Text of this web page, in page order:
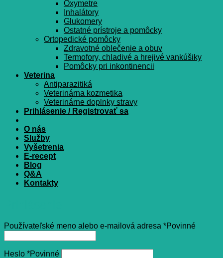
Oxymetre
Inhalátory
Glukomery
Ostatné prístroje a pomôcky
Ortopedické pomôcky
Zdravotné oblečenie a obuv
Termofory, chladivé a hrejivé vankúšiky
Pomôcky pri inkontinencii
Veterina
Antiparazitiká
Veterinárna kozmetika
Veterinárne doplnky stravy
Prihlásenie / Registrovať sa
O nás
Služby
Vyšetrenia
E-recept
Blog
Q&A
Kontakty
Používateľské meno alebo e-mailová adresa *Povinné
Heslo *Povinné